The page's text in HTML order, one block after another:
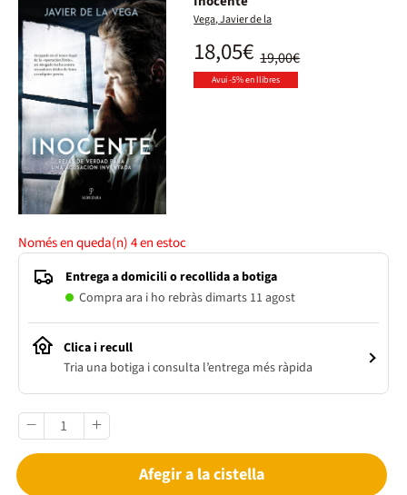
Vega, Javier de la
19,00€
18,05€
Avui -5% en llibres
Només en queda(n)4en estoc
Entrega a domicili o recollida a botiga
Compra ara i ho rebràs dimarts 11 agost
Clica i recull
Tria una botiga i consulta l’entrega més ràpida
Afegir a la cistella